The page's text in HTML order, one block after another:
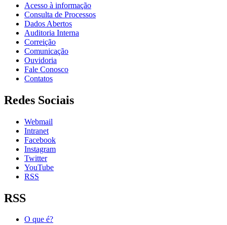
Acesso à informação
Consulta de Processos
Dados Abertos
Auditoria Interna
Correição
Comunicação
Ouvidoria
Fale Conosco
Contatos
Redes Sociais
Webmail
Intranet
Facebook
Instagram
Twitter
YouTube
RSS
RSS
O que é?